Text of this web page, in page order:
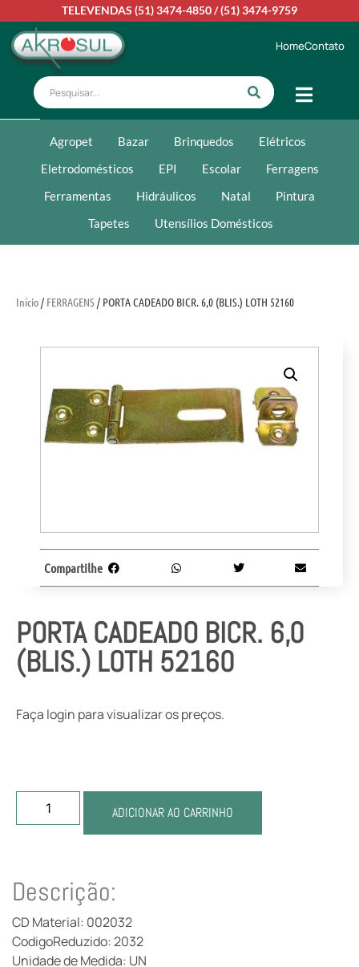
TELEVENDAS (51) 3474-4850/(51) 3474-9759
HomeContato
Agropet Bazar Brinquedos
Elétricos
Eletrodomésticos
EPI Escolar
Ferragens
Ferramentas
Hidráulicos Natal
Pintura
Tapetes
Utensílios Domésticos
Início/ FERRAGENS/ PORTA CADEADO BICR. 6,0 (BLIS.) LOTH 52160
PORTA CADEADO BICR. 6,0
(BLIS.) LOTH 52160
Faça login para visualizar os preços.
ADICIONAR AO CARRINHO
Compartilhe
Descrição:
CD Material: 002032
CodigoReduzido: 2032
Unidade de Medida: UN